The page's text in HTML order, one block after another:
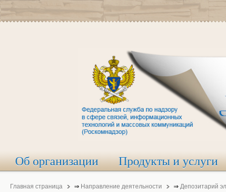
Об организации Продукты и услуги
Главная страница ⇒ Направление деятельности ⇒ Депозитарий